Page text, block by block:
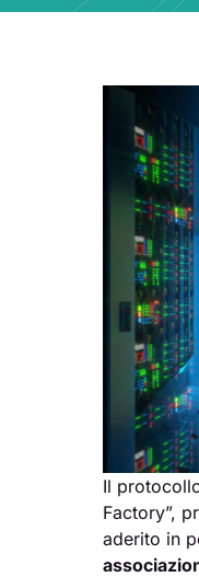
Il
Factory”,
aderito in